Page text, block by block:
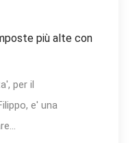
più alte con
per il
e' una